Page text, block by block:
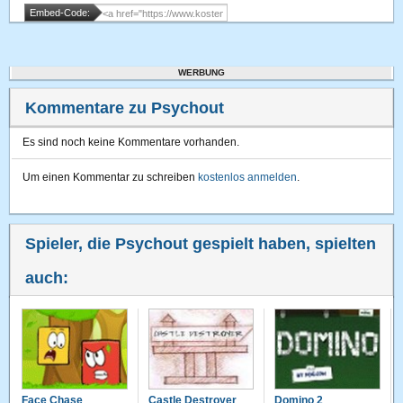
Embed-Code:
WERBUNG
Kommentare zu Psychout
Es sind noch keine Kommentare vorhanden.
Um einen Kommentar zu schreiben kostenlos anmelden.
Spieler, die Psychout gespielt haben, spielten
auch:
Face Chase Castle Destroyer Domino 2